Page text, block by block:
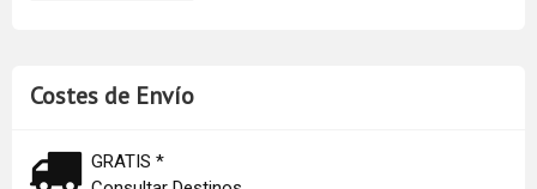
Costes de Envío
GRATIS *